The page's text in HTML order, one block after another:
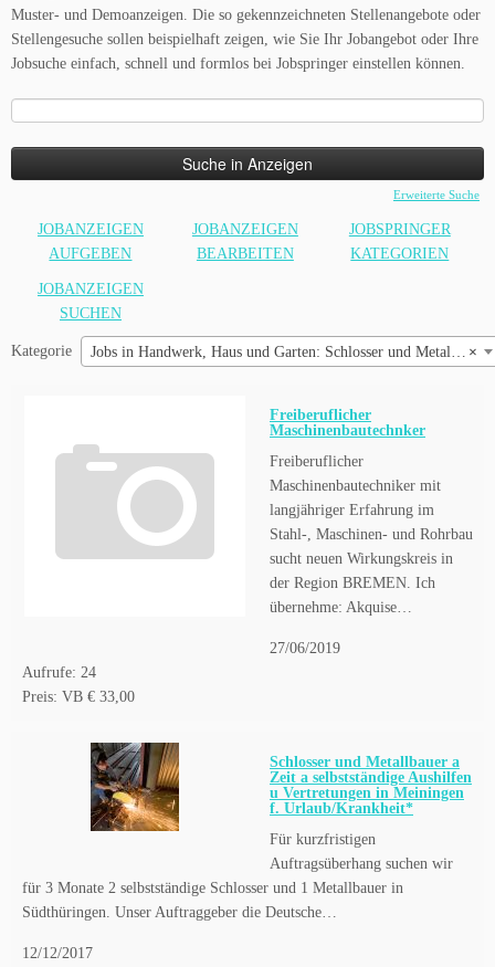
Muster- und Demoanzeigen. Die so gekennzeichneten Stellenangebote oder
Stellengesuche sollen beispielhaft zeigen, wie Sie Ihr Jobangebot oder Ihre
Jobsuche einfach, schnell und formlos bei Jobspringer einstellen können.
Erweiterte Suche
JOBANZEIGEN
AUFGEBEN
JOBANZEIGEN
BEARBEITEN
JOBSPRINGER
KATEGORIEN
JOBANZEIGEN
SUCHEN
Kategorie ×
Jobs in Handwerk, Haus und Garten: Schlosser und Metallbau
Freiberuflicher
Maschinenbautechnker
Freiberuflicher
Maschinenbautechniker mit
langjähriger Erfahrung im
Stahl-, Maschinen- und Rohrbau
sucht neuen Wirkungskreis in
der Region BREMEN. Ich
übernehme: Akquise…
27/06/2019
Aufrufe: 24
Preis: VB € 33,00
Schlosser und Metallbauer a
Zeit a selbstständige Aushilfen
u Vertretungen in Meiningen
f. Urlaub/Krankheit*
Für kurzfristigen
Auftragsüberhang suchen wir
für 3 Monate 2 selbstständige Schlosser und 1 Metallbauer in
Südthüringen. Unser Auftraggeber die Deutsche…
12/12/2017